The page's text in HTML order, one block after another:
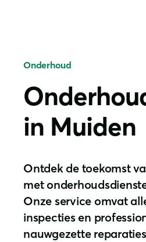
Onderhoud
in Muiden
Ontdek de toekomst
met
Onze service omvat
inspecties en
nauwgezette